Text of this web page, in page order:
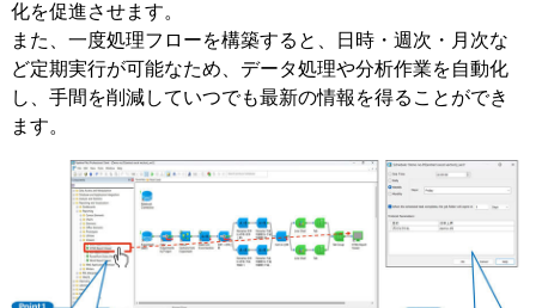
化を促進させます。
また、一度処理フローを構築すると、日時・週次・月次な
ど定期実行が可能なため、データ処理や分析作業を自動化
し、手間を削減していつでも最新の情報を得ることができ
ます。